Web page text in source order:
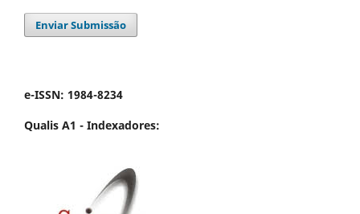
Enviar Submissão
e-ISSN: 1984-8234
Qualis A1 - Indexadores: